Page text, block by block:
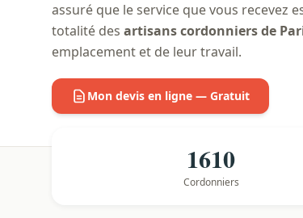
assuré que le service que vous recevez
totalité des artisans cordonniers de
emplacement et de leur travail.
Mon devis en ligne — Gratuit
1610
Cordonniers